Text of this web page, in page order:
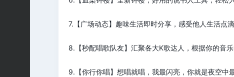
7.【广场动态】趣味生活即时分享，感受他人生活点
8.【秒配唱歌队友】汇聚各大K歌达人，根据你的音
9.【你行你唱】想唱就唱，我最闪亮，你就是夜空中